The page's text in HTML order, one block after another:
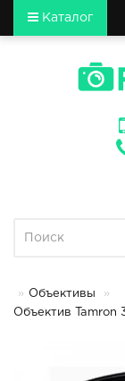
Каталог
Объективы
Объектив Tamron